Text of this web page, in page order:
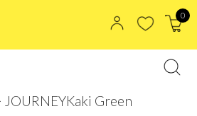
0
JOURNEYKaki Green